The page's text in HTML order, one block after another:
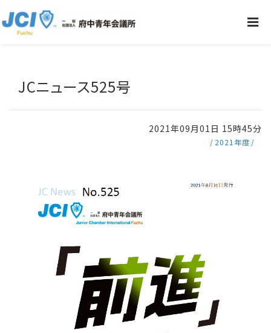
JCニュース525号
2021年09月01日 15時45分
2021年度